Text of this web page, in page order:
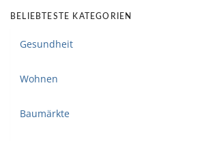
BELIEBTESTE KATEGORIEN
Gesundheit
Wohnen
Baumärkte